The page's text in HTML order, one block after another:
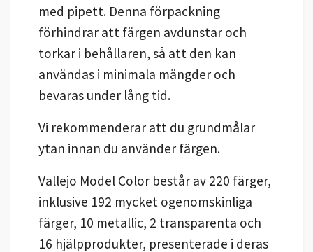
med pipett. Denna förpackning
förhindrar att färgen avdunstar och
torkar i behållaren, så att den kan
användas i minimala mängder och
bevaras under lång tid.
Vi rekommenderar att du grundmålar
ytan innan du använder färgen.
Vallejo Model Color består av 220 färger,
inklusive 192 mycket ogenomskinliga
färger, 10 metallic, 2 transparenta och
16 hjälpprodukter, presenterade i deras